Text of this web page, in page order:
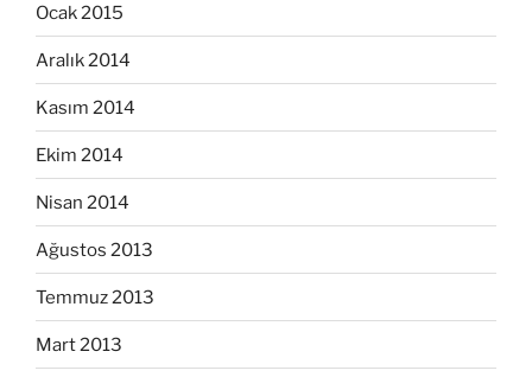
Ocak 2015
Aralık 2014
Kasım 2014
Ekim 2014
Nisan 2014
Ağustos 2013
Temmuz 2013
Mart 2013